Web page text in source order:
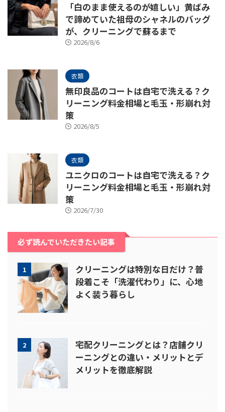
「白のまま使えるのが嬉しい」黄ばみ
で諦めていた祖母のシャネルのバッグ
が、クリーニングで蘇るまで
2026/8/6
衣類
無印良品のコートは自宅で洗える？ク
リーニング料金相場と毛玉・形崩れ対
策
2026/8/5
衣類
ユニクロのコートは自宅で洗える？ク
リーニング料金相場と毛玉・形崩れ対
策
2026/7/30
必ず読んでいただきたい記事
1
クリーニングは特別な日だけ？普
段着こそ「洗濯代わり」に、心地
よく装う暮らし
2
宅配クリーニングとは？店舗クリ
ーニングとの違い・メリットとデ
メリットを徹底解説